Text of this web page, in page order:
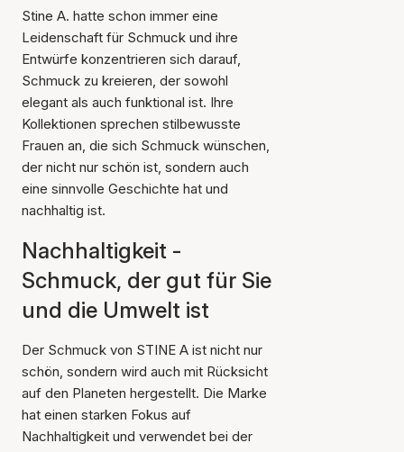
Stine A. hatte schon immer eine
Leidenschaft für Schmuck und ihre
Entwürfe konzentrieren sich darauf,
Schmuck zu kreieren, der sowohl
elegant als auch funktional ist. Ihre
Kollektionen sprechen stilbewusste
Frauen an, die sich Schmuck wünschen,
der nicht nur schön ist, sondern auch
eine sinnvolle Geschichte hat und
nachhaltig ist.
Nachhaltigkeit -
Schmuck, der gut für Sie
und die Umwelt ist
Der Schmuck von STINE A ist nicht nur
schön, sondern wird auch mit Rücksicht
auf den Planeten hergestellt. Die Marke
hat einen starken Fokus auf
Nachhaltigkeit und verwendet bei der